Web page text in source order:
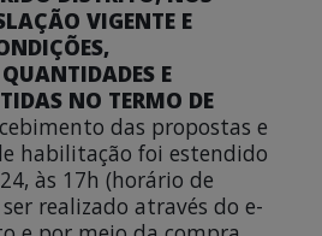
VIGENTE E
E
NO TERMO DE
das propostas e
habilitação foi estendido
às 17h (horário de
realizado através do e-